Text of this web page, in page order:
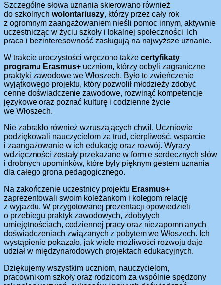
Szczególne słowa uznania skierowano również
do szkolnych wolontariuszy, którzy przez cały rok
z ogromnym zaangażowaniem nieśli pomoc innym, aktywnie
uczestnicząc w życiu szkoły i lokalnej społeczności. Ich
praca i bezinteresowność zasługują na najwyższe uznanie.
W trakcie uroczystości wręczono także certyfikaty
programu Erasmus+ uczniom, którzy odbyli zagraniczne
praktyki zawodowe we Włoszech. Było to zwieńczenie
wyjątkowego projektu, który pozwolił młodzieży zdobyć
cenne doświadczenie zawodowe, rozwinąć kompetencje
językowe oraz poznać kulturę i codzienne życie
we Włoszech.
Nie zabrakło również wzruszających chwil. Uczniowie
podziękowali nauczycielom za trud, cierpliwość, wsparcie
i zaangażowanie w ich edukację oraz rozwój. Wyrazy
wdzięczności zostały przekazane w formie serdecznych słów
i drobnych upominków, które były pięknym gestem uznania
dla całego grona pedagogicznego.
Na zakończenie uczestnicy projektu Erasmus+
zaprezentowali swoim koleżankom i kolegom relację
z wyjazdu. W przygotowanej prezentacji opowiedzieli
o przebiegu praktyk zawodowych, zdobytych
umiejętnościach, codziennej pracy oraz niezapomnianych
doświadczeniach związanych z pobytem we Włoszech. Ich
wystąpienie pokazało, jak wiele możliwości rozwoju daje
udział w międzynarodowych projektach edukacyjnych.
Dziękujemy wszystkim uczniom, nauczycielom,
pracownikom szkoły oraz rodzicom za wspólnie spędzony